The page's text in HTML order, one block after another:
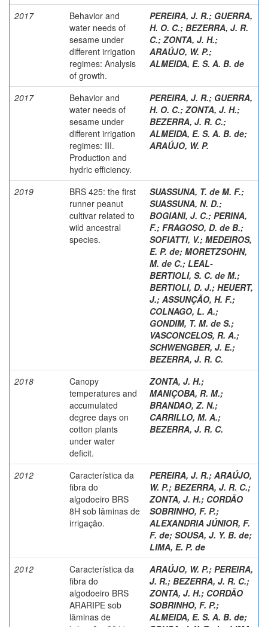
2017
Behavior and
water needs of
sesame under
different irrigation
regimes: Analysis
of growth.
PEREIRA, J. R.; GUERRA,
H. O. C.; BEZERRA, J. R.
C.; ZONTA, J. H.;
ARAÚJO, W. P.;
ALMEIDA, E. S. A. B. de
2017
Behavior and
water needs of
sesame under
different irrigation
regimes: III.
Production and
hydric efficiency.
PEREIRA, J. R.; GUERRA,
H. O. C.; ZONTA, J. H.;
BEZERRA, J. R. C.;
ALMEIDA, E. S. A. B. de;
ARAÚJO, W. P.
2019
BRS 425: the first
runner peanut
cultivar related to
wild ancestral
species.
SUASSUNA, T. de M. F.;
SUASSUNA, N. D.;
BOGIANI, J. C.; PERINA,
F.; FRAGOSO, D. de B.;
SOFIATTI, V.; MEDEIROS,
E. P. de; MORETZSOHN,
M. de C.; LEAL-
BERTIOLI, S. C. de M.;
BERTIOLI, D. J.; HEUERT,
J.; ASSUNÇÃO, H. F.;
COLNAGO, L. A.;
GONDIM, T. M. de S.;
VASCONCELOS, R. A.;
SCHWENGBER, J. E.;
BEZERRA, J. R. C.
2018
Canopy
temperatures and
accumulated
degree days on
cotton plants
under water
deficit.
ZONTA, J. H.;
MANIÇOBA, R. M.;
BRANDAO, Z. N.;
CARRILLO, M. A.;
BEZERRA, J. R. C.
2012
Característica da
fibra do
algodoeiro BRS
8H sob lâminas de
irrigação.
PEREIRA, J. R.; ARAÚJO,
W. P.; BEZERRA, J. R. C.;
ZONTA, J. H.; CORDÃO
SOBRINHO, F. P.;
ALEXANDRIA JÚNIOR, F.
F. de; SOUSA, J. Y. B. de;
LIMA, E. P. de
2012
Característica da
fibra do
algodoeiro BRS
ARARIPE sob
lâminas de
ARAÚJO, W. P.; PEREIRA,
J. R.; BEZERRA, J. R. C.;
ZONTA, J. H.; CORDÃO
SOBRINHO, F. P.;
ALMEIDA, E. S. A. B. de;